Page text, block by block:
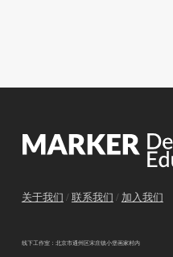
关于我们 / 联系我们 / 加入我们
线下工作室：北京市通州区宋庄镇小堡画家村内